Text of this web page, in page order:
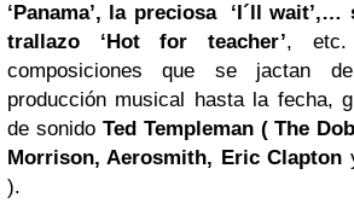
‘Panama’, la preciosa ‘I´ll
trallazo ‘Hot for teacher’, etc.
composiciones que se jactan
producción musical hasta la fecha,
de sonido Ted Templeman ( The
Morrison, Aerosmith, Eric Clapton
).